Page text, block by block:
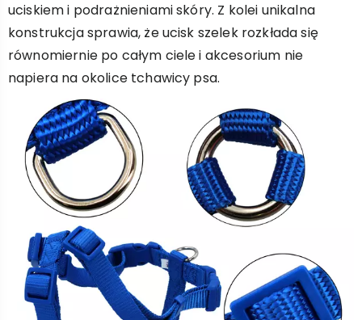
uciskiem i podrażnieniami skóry. Z kolei unikalna
konstrukcja sprawia, że ucisk szelek rozkłada się
równomiernie po całym ciele i akcesorium nie
napiera na okolice tchawicy psa.